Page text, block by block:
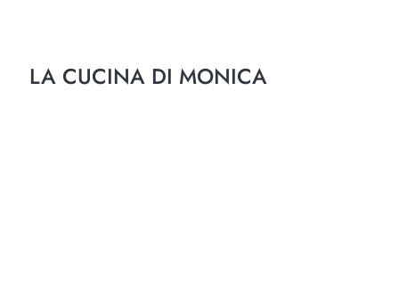
LA CUCINA DI MONICA